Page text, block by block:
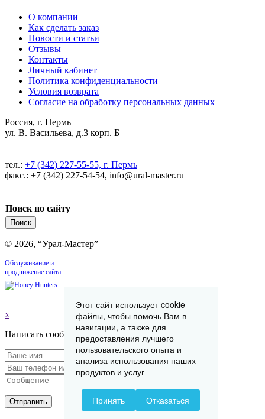
О компании
Как сделать заказ
Новости и статьи
Отзывы
Контакты
Личный кабинет
Политика конфиденциальности
Условия возврата
Согласие на обработку персональных данных
Россия, г. Пермь
ул. В. Васильева, д.3 корп. Б
тел.: +7 (342) 227-55-55, г. Пермь
факс.: +7 (342) 227-54-54, info@ural-master.ru
Поиск по сайту
© 2026, “Урал-Мастер”
Обслуживание и
продвижение сайта
x
Написать сообщение
Отправить
Этот сайт использует cookie-
файлы, чтобы помочь Вам в
навигации, а также для
предоставления лучшего
пользовательского опыта и
анализа использования наших
продуктов и услуг
Принять Отказаться